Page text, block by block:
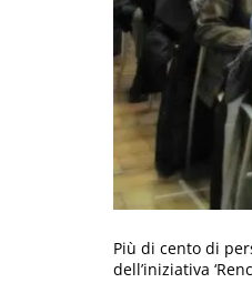
Più di cento di
dell’iniziativa